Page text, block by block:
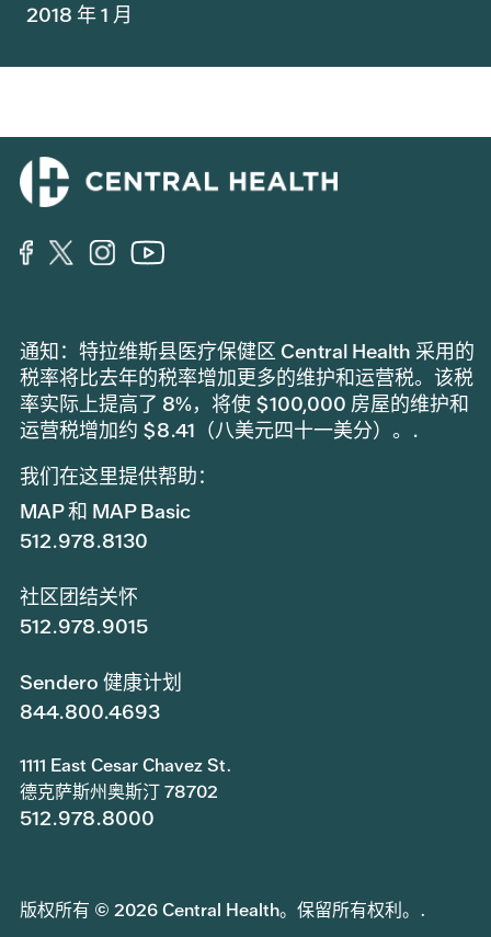
2018 年 1 月
通知：特拉维斯县医疗保健区 Central Health 采用的
税率将比去年的税率增加更多的维护和运营税。该税
率实际上提高了 8%，将使 $100,000 房屋的维护和
运营税增加约 $8.41（八美元四十一美分）。.
我们在这里提供帮助：
MAP 和 MAP Basic
512.978.8130
社区团结关怀
512.978.9015
Sendero 健康计划
844.800.4693
1111 East Cesar Chavez St.
德克萨斯州奥斯汀 78702
512.978.8000
版权所有 © 2026 Central Health。保留所有权利。.